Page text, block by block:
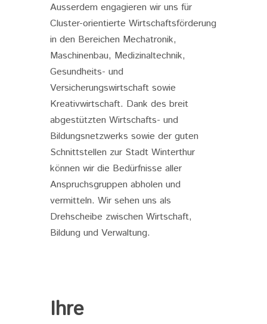
Ausserdem engagieren wir uns für
Cluster-orientierte Wirtschaftsförderung
in den Bereichen Mechatronik,
Maschinenbau, Medizinaltechnik,
Gesundheits- und
Versicherungswirtschaft sowie
Kreativwirtschaft. Dank des breit
abgestützten Wirtschafts- und
Bildungsnetzwerks sowie der guten
Schnittstellen zur Stadt Winterthur
können wir die Bedürfnisse aller
Anspruchsgruppen abholen und
vermitteln. Wir sehen uns als
Drehscheibe zwischen Wirtschaft,
Bildung und Verwaltung.
Ihre